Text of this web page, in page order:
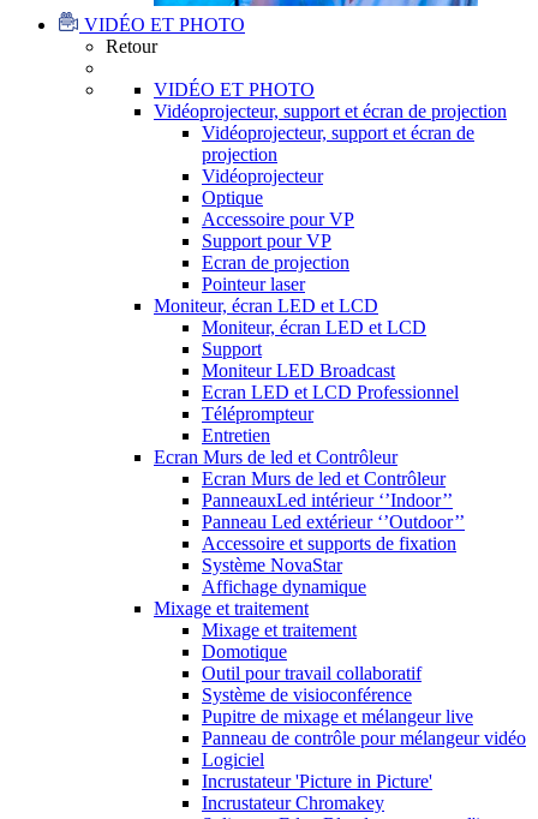
VIDÉO ET PHOTO
Retour
VIDÉO ET PHOTO
Vidéoprojecteur, support et écran de projection
Vidéoprojecteur, support et écran de
projection
Vidéoprojecteur
Optique
Accessoire pour VP
Support pour VP
Ecran de projection
Pointeur laser
Moniteur, écran LED et LCD
Moniteur, écran LED et LCD
Support
Moniteur LED Broadcast
Ecran LED et LCD Professionnel
Téléprompteur
Entretien
Ecran Murs de led et Contrôleur
Ecran Murs de led et Contrôleur
PanneauxLed intérieur ‘’Indoor’’
Panneau Led extérieur ‘’Outdoor’’
Accessoire et supports de fixation
Système NovaStar
Affichage dynamique
Mixage et traitement
Mixage et traitement
Domotique
Outil pour travail collaboratif
Système de visioconférence
Pupitre de mixage et mélangeur live
Panneau de contrôle pour mélangeur vidéo
Logiciel
Incrustateur 'Picture in Picture'
Incrustateur Chromakey